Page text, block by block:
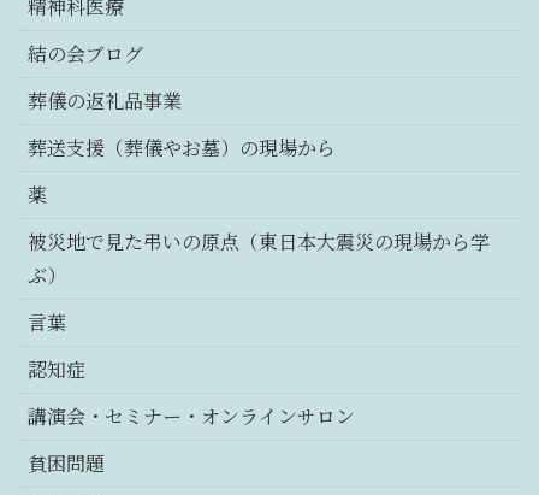
精神科医療
結の会ブログ
葬儀の返礼品事業
葬送支援（葬儀やお墓）の現場から
薬
被災地で見た弔いの原点（東日本大震災の現場から学
ぶ）
言葉
認知症
講演会・セミナー・オンラインサロン
貧困問題